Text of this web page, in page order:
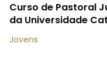
Curso de Pastoral
da Universidade
Jovens